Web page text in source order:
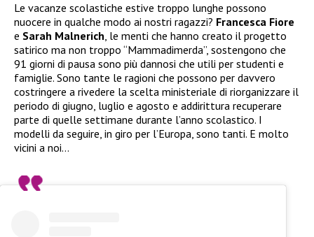
Le vacanze scolastiche estive troppo lunghe possono
nuocere in qualche modo ai nostri ragazzi? Francesca Fiore
e Sarah Malnerich, le menti che hanno creato il progetto
satirico ma non troppo “Mammadimerda”, sostengono che
91 giorni di pausa sono più dannosi che utili per studenti e
famiglie. Sono tante le ragioni che possono per davvero
costringere a rivedere la scelta ministeriale di riorganizzare il
periodo di giugno, luglio e agosto e addirittura recuperare
parte di quelle settimane durante l’anno scolastico. I
modelli da seguire, in giro per l’Europa, sono tanti. E molto
vicini a noi…